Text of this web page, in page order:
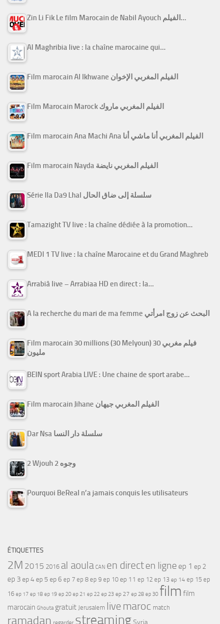
Zin Li Fik Le film Marocain de Nabil Ayouch الفيلم…
Al Maghribia live : la chaîne marocaine qui…
Film marocain Al Ikhwane الفيلم المغربي الإخوان
Film Marocain Marock الفيلم المغربي ماروك
Film marocain Ana Machi Ana الفيلم المغربي أنا ماشي أنا
Film marocain Nayda الفيلم المغربي نايضة
Série Ila Da9 Lhal سلسلة إلى ضاق الحال
Tamazight TV live : la chaîne dédiée à la promotion…
MEDI 1 TV live : la chaîne Marocaine et du Grand Maghreb
Arrabiâ live – Arrabiaa HD en direct : la…
A la recherche du mari de ma femme البحث عن زوج امرأتي
Film marocain 30 millions (30 Melyoun) فيلم مغربي 30
مليون
BEIN sport Arabia LIVE : Une chaine de sport arabe…
Film marocain Jihane الفيلم المغربي جيهان
Dar Nsa سلسلة دار النسا
2 Wjouh 2 وجوه
Pourquoi BeReal n’a jamais conquis les utilisateurs
ÉTIQUETTES
2M 2015 2016 al aoula CAN en directen ligne ep 1 ep 2
ep 3ep 4ep 5 ep 6 ep 7 ep 8 ep 9 ep 10 ep 11 ep 12 ep 13 ep 14 ep 15 ep
16 ep 17 ep 18 ep 19 ep 20 ep 21 ep 22 ep 23 ep 27 ep 28 ep 30 film film
marocain Ghouta gratuit Jerusalem live maroc match
ramadan regarder streamingSyria